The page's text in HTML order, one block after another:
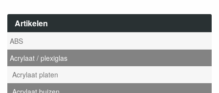
Artikelen
ABS
Acrylaat / plexiglas
Acrylaat platen